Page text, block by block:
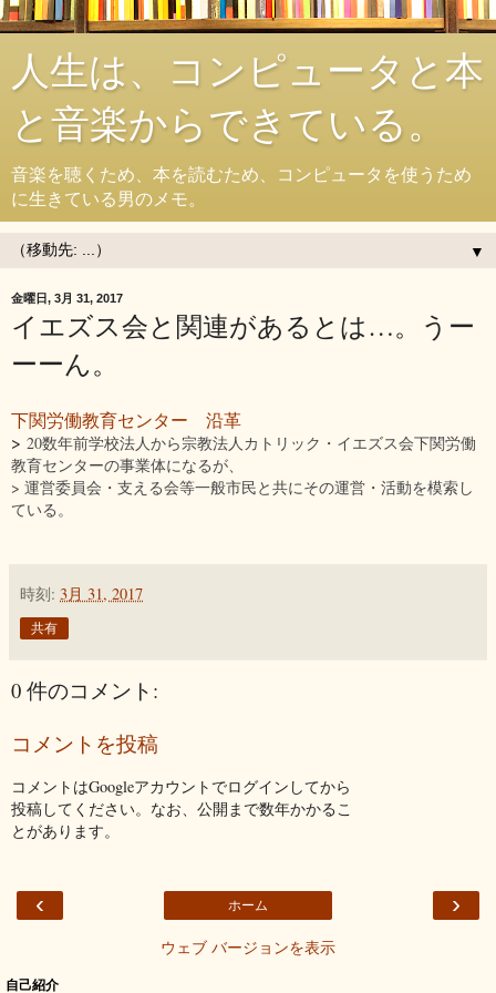
人生は、コンピュータと本
と音楽からできている。
音楽を聴くため、本を読むため、コンピュータを使うため
に生きている男のメモ。
▼
金曜日, 3月 31, 2017
イエズス会と関連があるとは…。うー
ーーん。
下関労働教育センター 沿革
> 20数年前学校法人から宗教法人カトリック・イエズス会下関労働
教育センターの事業体になるが、
> 運営委員会・支える会等一般市民と共にその運営・活動を模索し
ている。
時刻: 3月 31, 2017
共有
0 件のコメント:
コメントを投稿
コメントはGoogleアカウントでログインしてから
投稿してください。なお、公開まで数年かかるこ
とがあります。
‹ ›
ホーム
ウェブ バージョンを表示
自己紹介